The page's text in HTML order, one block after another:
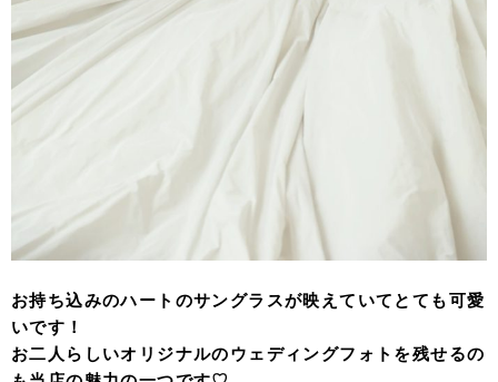
お持ち込みのハートのサングラスが映えていてとても可愛
いです！
お二人らしいオリジナルのウェディングフォトを残せるの